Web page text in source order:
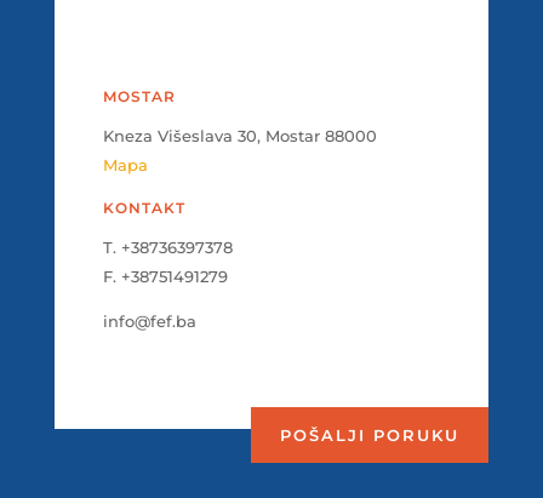
MOSTAR
Kneza Višeslava 30, Mostar 88000
Mapa
KONTAKT
T. +38736397378
F. +38751491279
info@fef.ba
POŠALJI PORUKU